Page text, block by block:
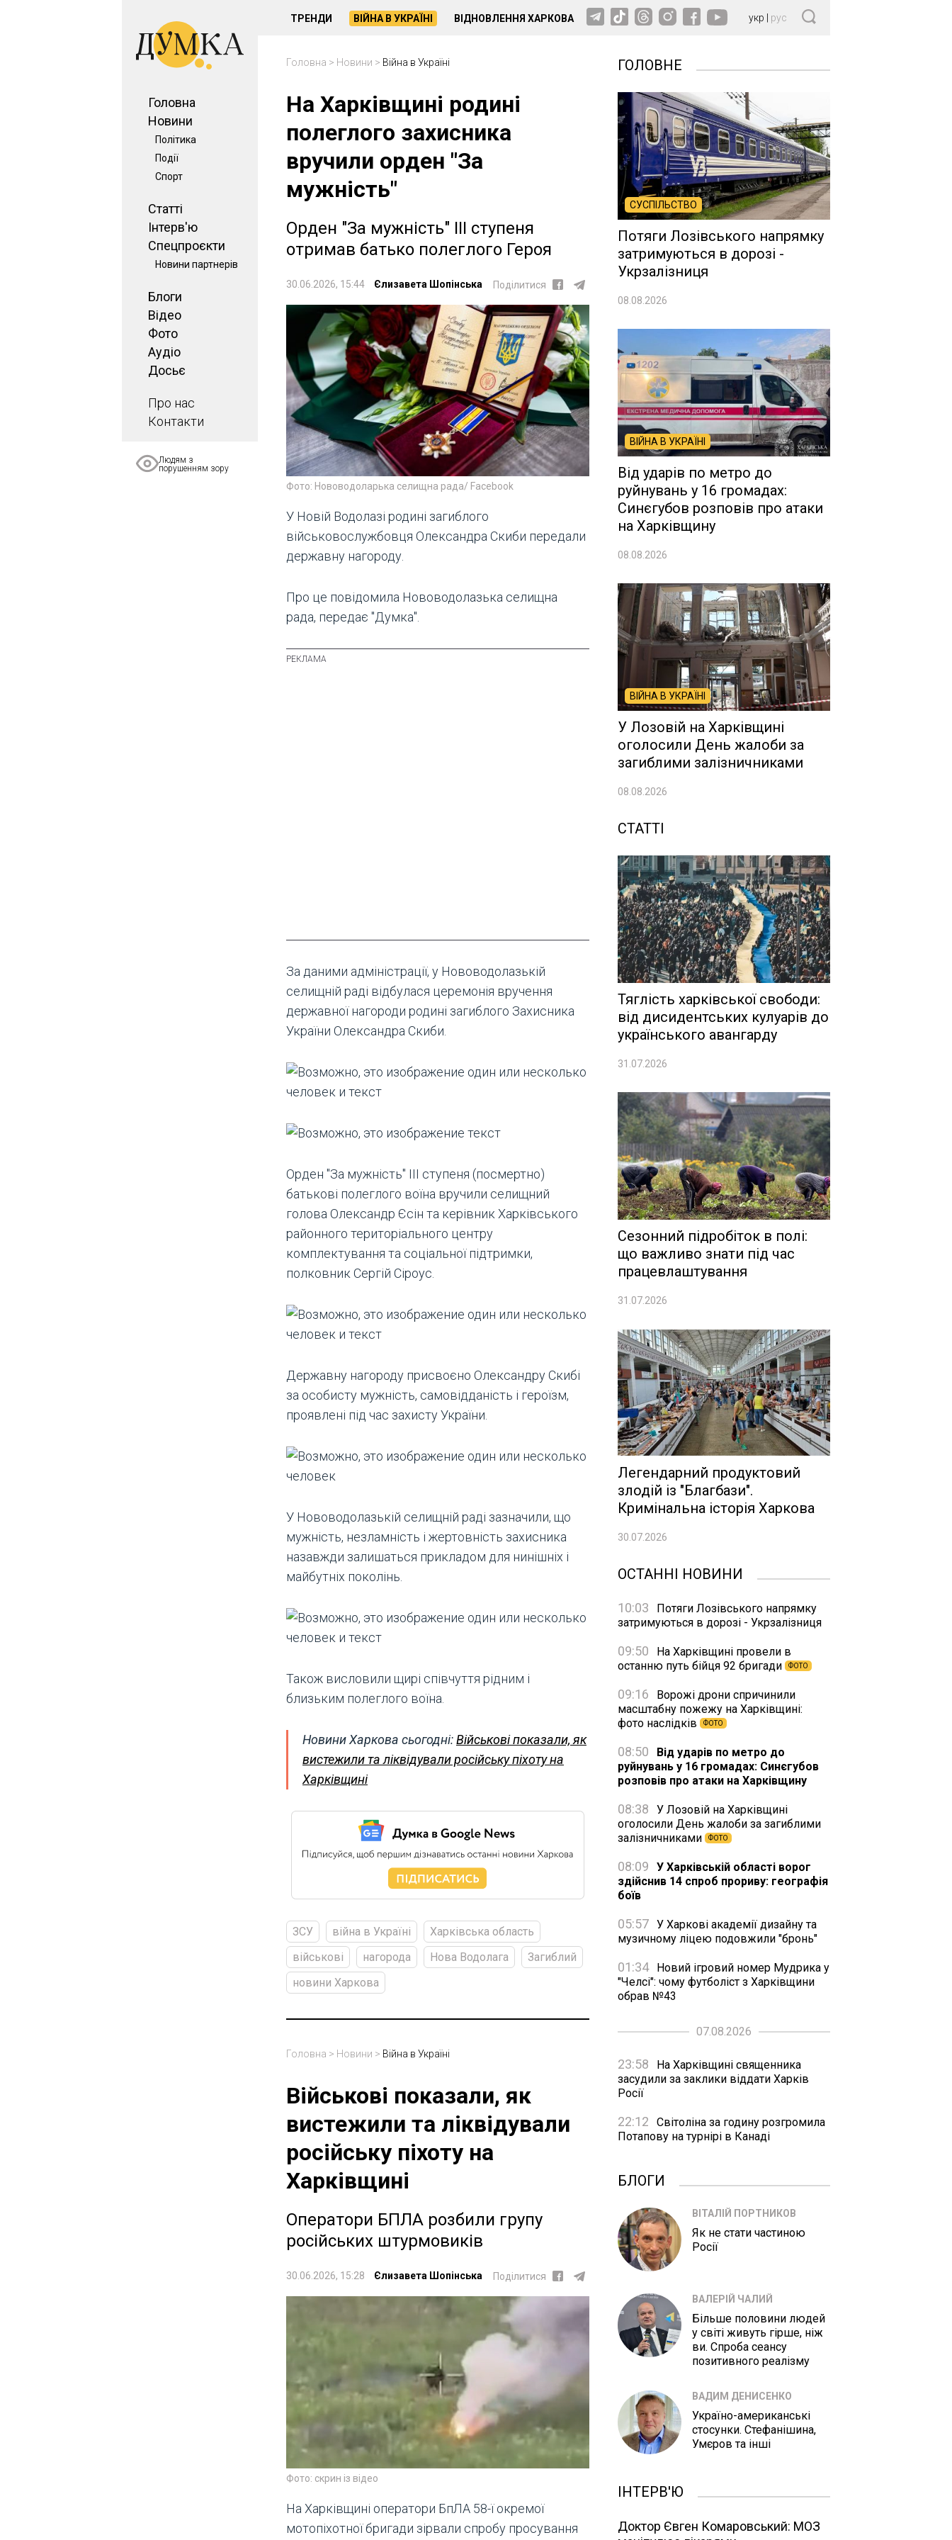
Головна
Новини
Політика
Події
Спорт
Статті
Інтерв'ю
Спецпроєкти
Новини партнерів
Блоги
Відео
Фото
Аудіо
Досьє
Про нас
Контакти
Людям з
порушенням зору
ТРЕНДИ ВІЙНА В УКРАЇНІ ВІДНОВЛЕННЯ ХАРКОВА укр рус
Головна > Новини > Війна в Україні
На Харківщині родині
полеглого захисника
вручили орден "За
мужність"
Орден "За мужність" ІІІ ступеня
отримав батько полеглого Героя
30.06.2026, 15:44 Єлизавета Шопінська Поділитися
Фото: Нововодолаpька селищна рада/ Facebook
У Новій Водолазі родині загиблого
військовослужбовця Олександра Скиби передали
державну нагороду.
Про це повідомила Нововодолазька селищна
рада, передає "Думка".
За даними адміністрації, у Нововодолазькій
селищній раді відбулася церемонія вручення
державної нагороди родині загиблого Захисника
України Олександра Скиби.
Орден "За мужність" ІІІ ступеня (посмертно)
батькові полеглого воїна вручили селищний
голова Олександр Єсін та керівник Харківського
районного територіального центру
комплектування та соціальної підтримки,
полковник Сергій Сіроус.
Державну нагороду присвоєно Олександру Скибі
за особисту мужність, самовідданість і героїзм,
проявлені під час захисту України.
У Нововодолазькій селищній раді зазначили, що
мужність, незламність і жертовність захисника
назавжди залишаться прикладом для нинішніх і
майбутніх поколінь.
Також висловили щирі співчуття рідним і
близьким полеглого воїна.
Новини Харкова сьогодні:Військові показали, як
вистежили та ліквідували російську піхоту на
Харківщині
ЗСУ війна в Україні
Харківська область
військові
нагорода Нова Водолага
Загиблий
новини Харкова
Головна > Новини > Війна в Україні
Військові показали, як
вистежили та ліквідували
російську піхоту на
Харківщині
Оператори БПЛА розбили групу
російських штурмовиків
30.06.2026, 15:28 Єлизавета Шопінська Поділитися
Фото: скрин із відео
На Харківщині оператори БпЛА 58-ї окремої
мотопіхотної бригади зірвали спробу просування
ГОЛОВНЕ
СУСПІЛЬСТВО
Потяги Лозівського напрямку
затримуються в дорозі -
Укрзалізниця
08.08.2026
ВІЙНА В УКРАЇНІ
Від ударів по метро до
руйнувань у 16 громадах:
Синєгубов розповів про атаки
на Харківщину
08.08.2026
ВІЙНА В УКРАЇНІ
У Лозовій на Харківщині
оголосили День жалоби за
загиблими залізничниками
08.08.2026
СТАТТІ
Тяглість харківської свободи:
від дисидентських кулуарів до
українського авангарду
31.07.2026
Сезонний підробіток в полі:
що важливо знати під час
працевлаштування
31.07.2026
Легендарний продуктовий
злодій із "Благбази".
Кримінальна історія Харкова
30.07.2026
ОСТАННІ НОВИНИ
10:03
Потяги Лозівського напрямку
затримуються в дорозі - Укрзалізниця
09:50
На Харківщині провели в
останню путь бійця 92 бригади
ФОТО
09:16
Ворожі дрони спричинили
масштабну пожежу на Харківщині:
фото наслідків
ФОТО
08:50
Від ударів по метро до
руйнувань у 16 громадах: Синєгубов
розповів про атаки на Харківщину
08:38
У Лозовій на Харківщині
оголосили День жалоби за загиблими
залізничниками
ФОТО
08:09
У Харківській області ворог
здійснив 14 спроб прориву: географія
боїв
05:57 У Харкові академії дизайну та
музичному ліцею подовжили "бронь"
01:34
Новий ігровий номер Мудрика у
"Челсі": чому футболіст з Харківщини
обрав №43
07.08.2026
23:58
На Харківщині священника
засудили за заклики віддати Харків
Росії
22:12
Світоліна за годину розгромила
Потапову на турнірі в Канаді
БЛОГИ
ВІТАЛІЙ ПОРТНИКОВ
Як не стати частиною
Росії
ВАЛЕРІЙ ЧАЛИЙ
Більше половини людей
у світі живуть гірше, ніж
ви. Спроба сеансу
позитивного реалізму
ВАДИМ ДЕНИСЕНКО
Україно-американські
стосунки. Стефанішина,
Умєров та інші
ІНТЕРВ'Ю
Доктор Євген Комаровський: МОЗ